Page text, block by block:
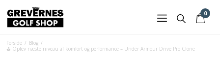
0
Forside / Blog /
⛳ Oplev næste niveau af komfort og performance – Under Armour Drive Pro Clone